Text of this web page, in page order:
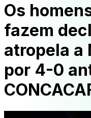
Os
fazem
atropela a
por 4-0